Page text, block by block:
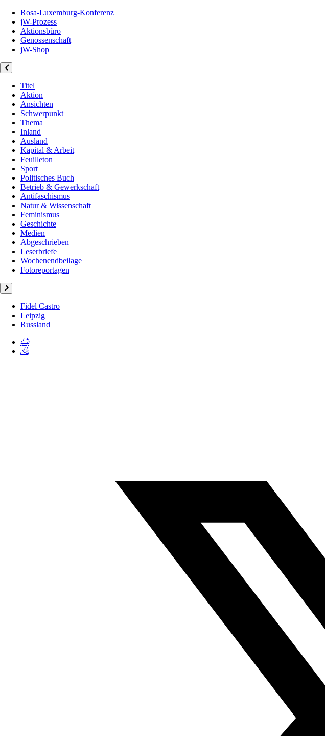
Rosa-Luxemburg-Konferenz
jW-Prozess
Aktionsbüro
Genossenschaft
jW-Shop
Titel
Aktion
Ansichten
Schwerpunkt
Thema
Inland
Ausland
Kapital & Arbeit
Feuilleton
Sport
Politisches Buch
Betrieb & Gewerkschaft
Antifaschismus
Natur & Wissenschaft
Feminismus
Geschichte
Medien
Abgeschrieben
Leserbriefe
Wochenendbeilage
Fotoreportagen
Fidel Castro
Leipzig
Russland